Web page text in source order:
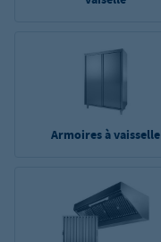
Armoires à vaisselle